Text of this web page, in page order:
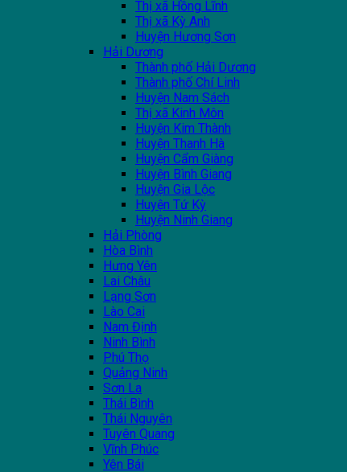
Thị xã Hồng Lĩnh
Thị xã Kỳ Anh
Huyện Hương Sơn
Hải Dương
Thành phố Hải Dương
Thành phố Chí Linh
Huyện Nam Sách
Thị xã Kinh Môn
Huyện Kim Thành
Huyện Thanh Hà
Huyện Cẩm Giàng
Huyện Bình Giang
Huyện Gia Lộc
Huyện Tứ Kỳ
Huyện Ninh Giang
Hải Phòng
Hòa Bình
Hưng Yên
Lai Châu
Lạng Sơn
Lào Cai
Nam Định
Ninh Bình
Phú Thọ
Quảng Ninh
Sơn La
Thái Bình
Thái Nguyên
Tuyên Quang
Vĩnh Phúc
Yên Bái